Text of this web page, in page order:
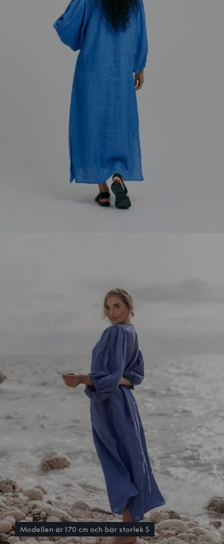
Modellen är 170 cm och bär storlek S